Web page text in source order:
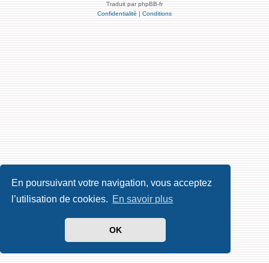
En poursuivant votre navigation, vous acceptez
l’utilisation de cookies. En savoir plus
OK
Traduit par phpBB-fr
Confidentialité | Conditions